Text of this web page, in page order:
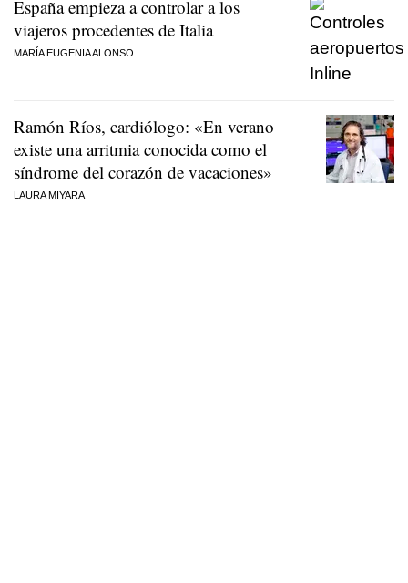
España empieza a controlar a los
viajeros procedentes de Italia
MARÍA EUGENIA ALONSO
Ramón Ríos, cardiólogo: «En verano
existe una arritmia conocida como el
síndrome del corazón de vacaciones»
LAURA MIYARA